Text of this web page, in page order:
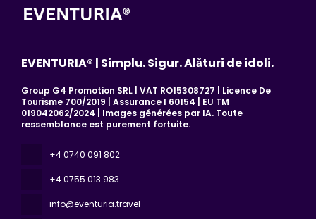
EVENTURIA® | Simplu. Sigur. Alături de idoli.
Group G4 Promotion SRL | VAT RO15308727 | Licence De
Tourisme 700/2019 | Assurance I 60154 | EU TM
019042062/2024 | Images générées par IA. Toute
ressemblance est purement fortuite.
+4 0740 091 802
+4 0755 013 983
info@eventuria.travel